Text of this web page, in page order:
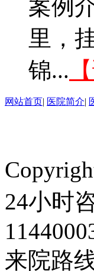
案例
里，
锦...
网站首页| 医院简介|
24小时
来院路